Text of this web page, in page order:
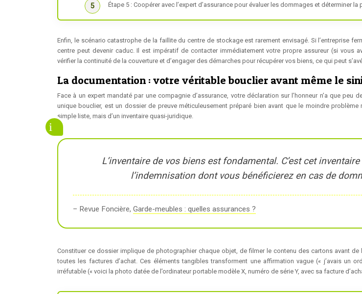
Étape 5 : Coopérer avec l’expert d’assurance pour évaluer les dommages et déterminer la
Enfin, le scénario catastrophe de la faillite du centre de stockage est rarement envisagé. Si l’entreprise
centre peut devenir caduc. Il est impératif de contacter immédiatement votre propre assureur (si vous
vérifier la continuité de la couverture et d’engager des démarches pour récupérer vos biens, ce qui peut
La documentation : votre véritable bouclier avant même le
Face à un expert mandaté par une compagnie d’assurance, votre déclaration sur l’honneur n’a que peu
unique bouclier, est un dossier de preuve méticuleusement préparé bien avant que le moindre problème
simple liste, mais d’un inventaire quasi-juridique.
L’inventaire de vos biens est fondamental. C’est cet
l’indemnisation dont vous bénéficierez en cas de
– Revue Foncière, Garde-meubles : quelles assurances ?
Constituer ce dossier implique de photographier chaque objet, de filmer le contenu des cartons avant de
toutes les factures d’achat. Ces éléments tangibles transforment une affirmation vague (« j’avais un
irréfutable (« voici la photo datée de l’ordinateur portable modèle X, numéro de série Y, avec sa facture